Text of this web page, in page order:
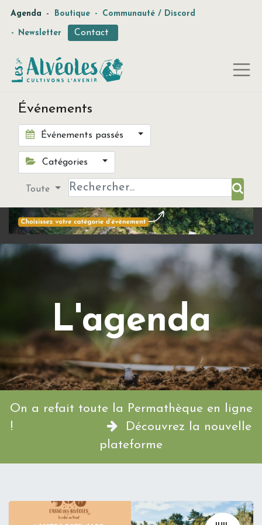
Agenda - Boutique - Communauté / Discord
- Newsletter Contact
Événements
Événements passés
Catégories
Toute
L'agenda
On a refait toute la Permathèque en ligne
!
Découvrez la nouvelle
plateforme